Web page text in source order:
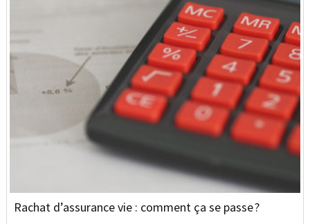
Rachat d’assurance vie : comment ça se passe ?